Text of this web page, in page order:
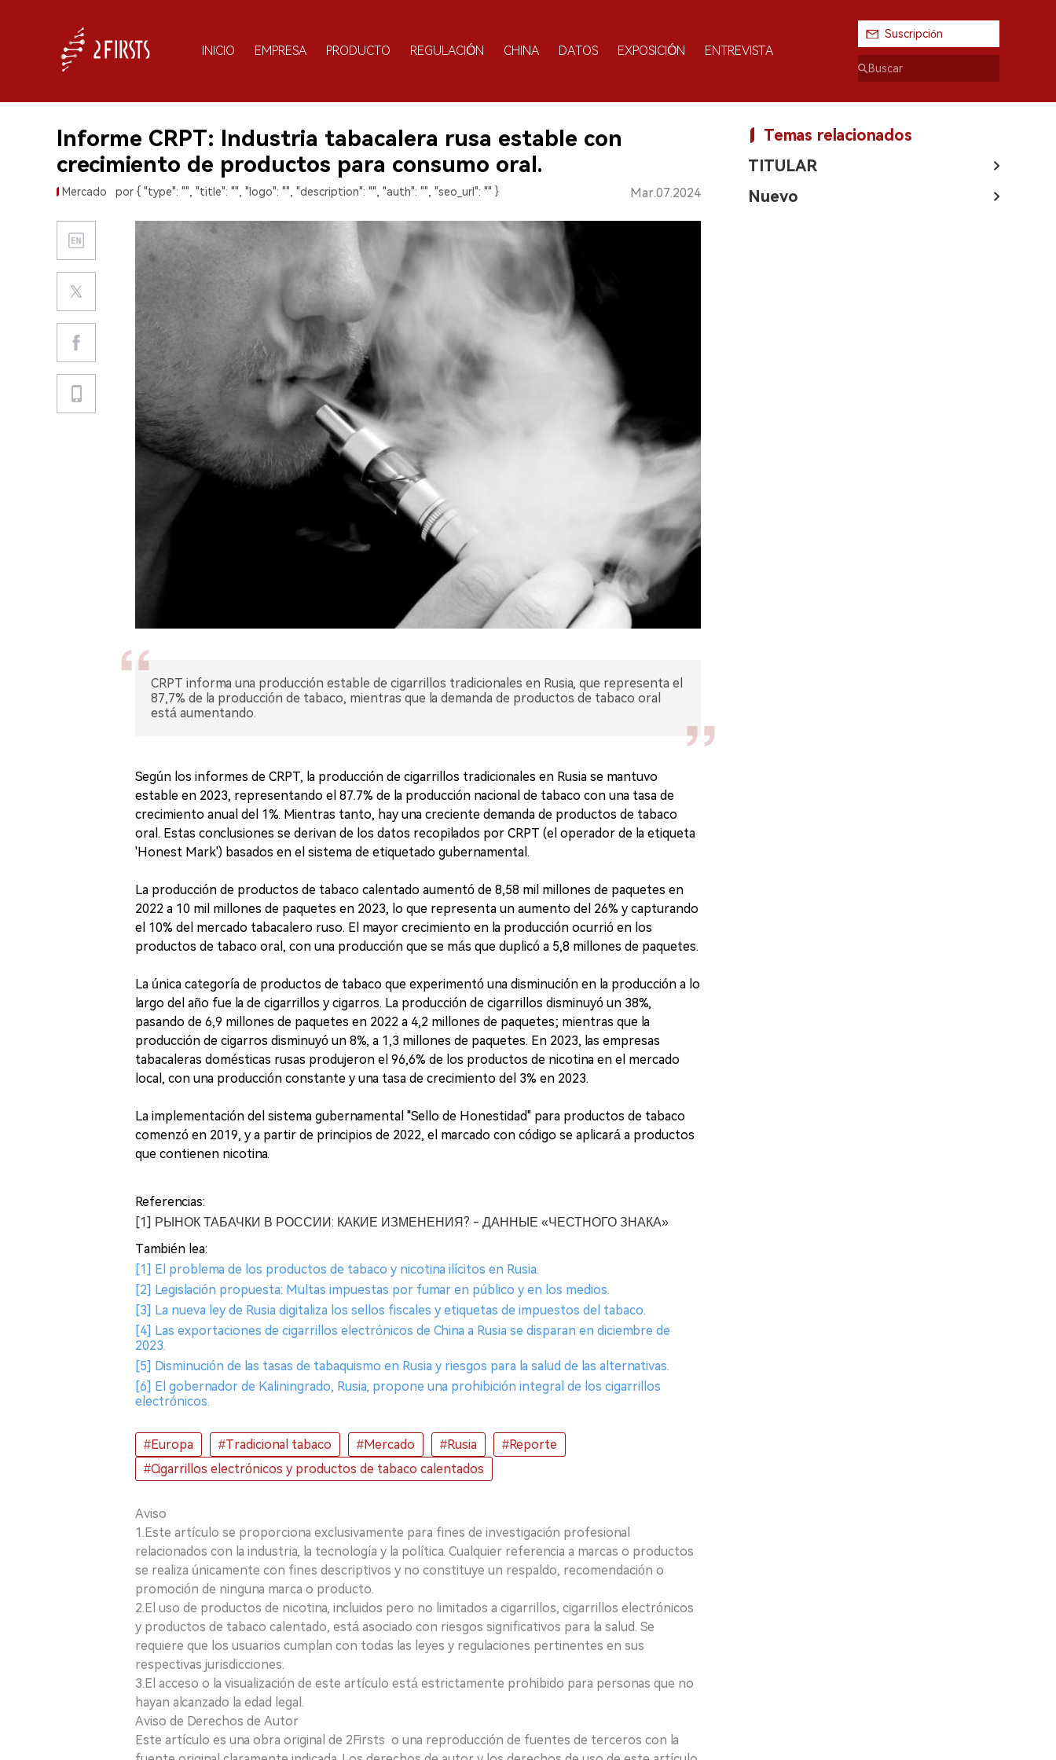
INICIO EMPRESA PRODUCTO REGULACIÓN CHINA DATOS EXPOSICIÓN ENTREVISTA
Suscripción
Informe CRPT: Industria tabacalera rusa estable con
crecimiento de productos para consumo oral.
Mercado por { "type": "", "title": "", "logo": "", "description": "", "auth": "", "seo_url": "" } Mar.07.2024
CRPT informa una producción estable de cigarrillos tradicionales en Rusia, que representa el
87,7% de la producción de tabaco, mientras que la demanda de productos de tabaco oral
está aumentando.
Según los informes de CRPT, la producción de cigarrillos tradicionales en Rusia se mantuvo
estable en 2023, representando el 87.7% de la producción nacional de tabaco con una tasa de
crecimiento anual del 1%. Mientras tanto, hay una creciente demanda de productos de tabaco
oral. Estas conclusiones se derivan de los datos recopilados por CRPT (el operador de la etiqueta
'Honest Mark') basados en el sistema de etiquetado gubernamental.
La producción de productos de tabaco calentado aumentó de 8,58 mil millones de paquetes en
2022 a 10 mil millones de paquetes en 2023, lo que representa un aumento del 26% y capturando
el 10% del mercado tabacalero ruso. El mayor crecimiento en la producción ocurrió en los
productos de tabaco oral, con una producción que se más que duplicó a 5,8 millones de paquetes.
La única categoría de productos de tabaco que experimentó una disminución en la producción a lo
largo del año fue la de cigarrillos y cigarros. La producción de cigarrillos disminuyó un 38%,
pasando de 6,9 millones de paquetes en 2022 a 4,2 millones de paquetes; mientras que la
producción de cigarros disminuyó un 8%, a 1,3 millones de paquetes. En 2023, las empresas
tabacaleras domésticas rusas produjeron el 96,6% de los productos de nicotina en el mercado
local, con una producción constante y una tasa de crecimiento del 3% en 2023.
La implementación del sistema gubernamental "Sello de Honestidad" para productos de tabaco
comenzó en 2019, y a partir de principios de 2022, el marcado con código se aplicará a productos
que contienen nicotina.
Referencias:
[1] РЫНОК ТАБАЧКИ В РОССИИ: КАКИЕ ИЗМЕНЕНИЯ? - ДАННЫЕ «ЧЕСТНОГО ЗНАКА»
También lea:
[1] El problema de los productos de tabaco y nicotina ilícitos en Rusia.
[2] Legislación propuesta: Multas impuestas por fumar en público y en los medios.
[3] La nueva ley de Rusia digitaliza los sellos fiscales y etiquetas de impuestos del tabaco.
[4] Las exportaciones de cigarrillos electrónicos de China a Rusia se disparan en diciembre de
2023.
[5] Disminución de las tasas de tabaquismo en Rusia y riesgos para la salud de las alternativas.
[6] El gobernador de Kaliningrado, Rusia, propone una prohibición integral de los cigarrillos
electrónicos.
#Europa #Tradicional tabaco #Mercado #Rusia
#Reporte
#Cigarrillos electrónicos y productos de tabaco calentados
Aviso
1.Este artículo se proporciona exclusivamente para fines de investigación profesional
relacionados con la industria, la tecnología y la política. Cualquier referencia a marcas o productos
se realiza únicamente con fines descriptivos y no constituye un respaldo, recomendación o
promoción de ninguna marca o producto.
2.El uso de productos de nicotina, incluidos pero no limitados a cigarrillos, cigarrillos electrónicos
y productos de tabaco calentado, está asociado con riesgos significativos para la salud. Se
requiere que los usuarios cumplan con todas las leyes y regulaciones pertinentes en sus
respectivas jurisdicciones.
3.El acceso o la visualización de este artículo está estrictamente prohibido para personas que no
hayan alcanzado la edad legal.
Aviso de Derechos de Autor
Este artículo es una obra original de 2Firsts o una reproducción de fuentes de terceros con la
Temas relacionados
TITULAR
Nuevo